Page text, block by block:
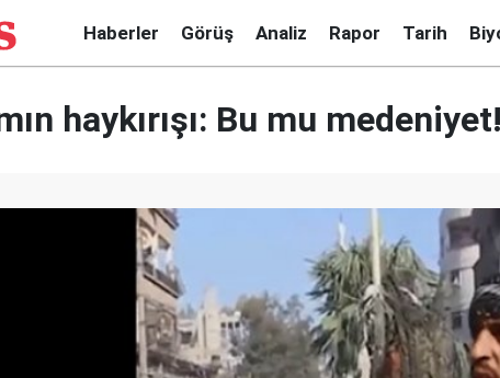
Haberler Görüş Analiz Rapor Tarih
haykırışı: Bu mu medeniyet!